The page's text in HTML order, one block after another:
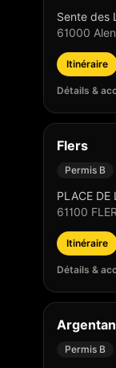
Sente des
61000
Itinéraire
Détails &
Flers
Permis B
PLACE DE
61100
Itinéraire
Détails &
Argentan
Permis B